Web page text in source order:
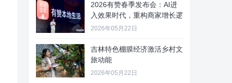
2026有赞春季发布会：AI进
入效果时代，重构商家增长逻
2026年05月22日
吉林特色棚膜经济激活乡村文
旅动能
2026年05月22日